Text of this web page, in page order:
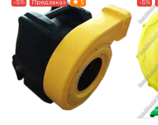
-5% Предзаказ 5 -5%